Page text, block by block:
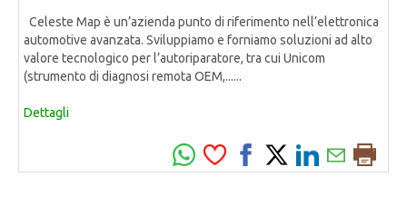
Celeste Map è un’azienda punto di riferimento nell’elettronica
automotive avanzata. Sviluppiamo e forniamo soluzioni ad alto
valore tecnologico per l’autoriparatore, tra cui Unicom
(strumento di diagnosi remota OEM,......
Dettagli